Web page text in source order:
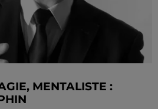
MENTALISTE :